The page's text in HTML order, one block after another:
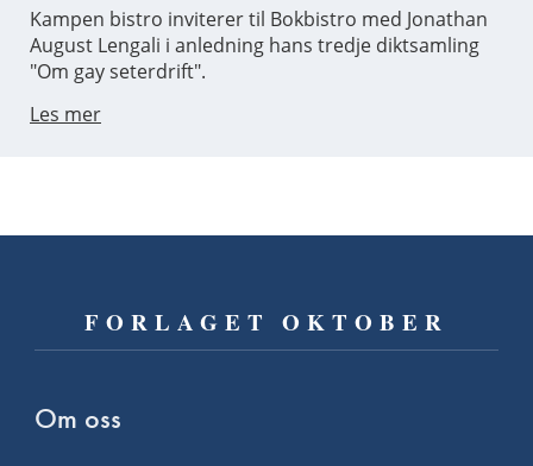
Kampen bistro inviterer til Bokbistro med Jonathan
August Lengali i anledning hans tredje diktsamling
"Om gay seterdrift".
Les mer
FORLAGET OKTOBER
Om oss